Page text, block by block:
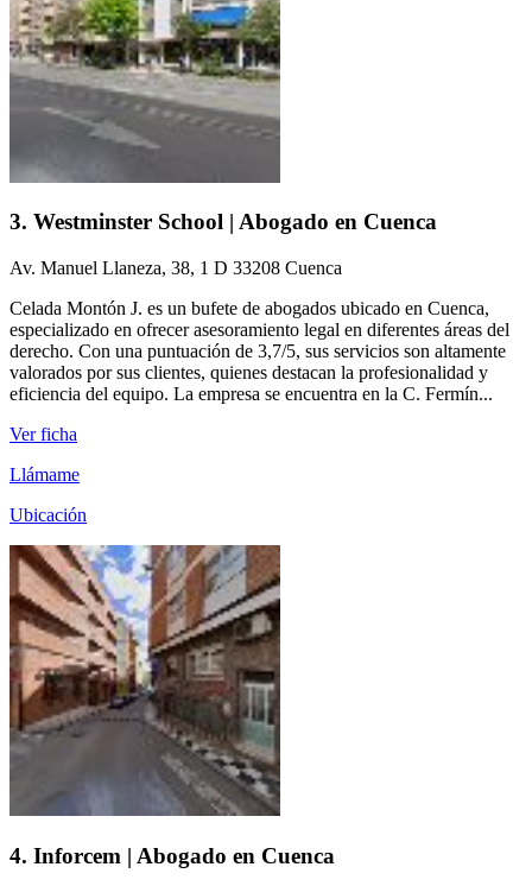
3. Westminster School | Abogado en Cuenca
Av. Manuel Llaneza, 38, 1 D 33208 Cuenca
Celada Montón J. es un bufete de abogados ubicado en Cuenca,
especializado en ofrecer asesoramiento legal en diferentes áreas del
derecho. Con una puntuación de 3,7/5, sus servicios son altamente
valorados por sus clientes, quienes destacan la profesionalidad y
eficiencia del equipo. La empresa se encuentra en la C. Fermín...
Ver ficha
Llámame
Ubicación
4. Inforcem | Abogado en Cuenca